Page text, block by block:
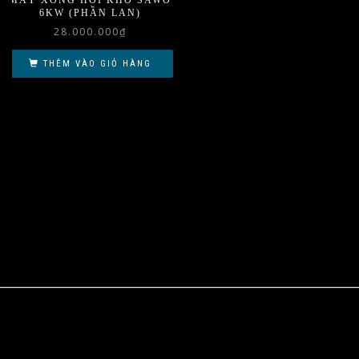
6KW (PHẦN LAN)
28.000.000₫
THÊM VÀO GIỎ HÀNG